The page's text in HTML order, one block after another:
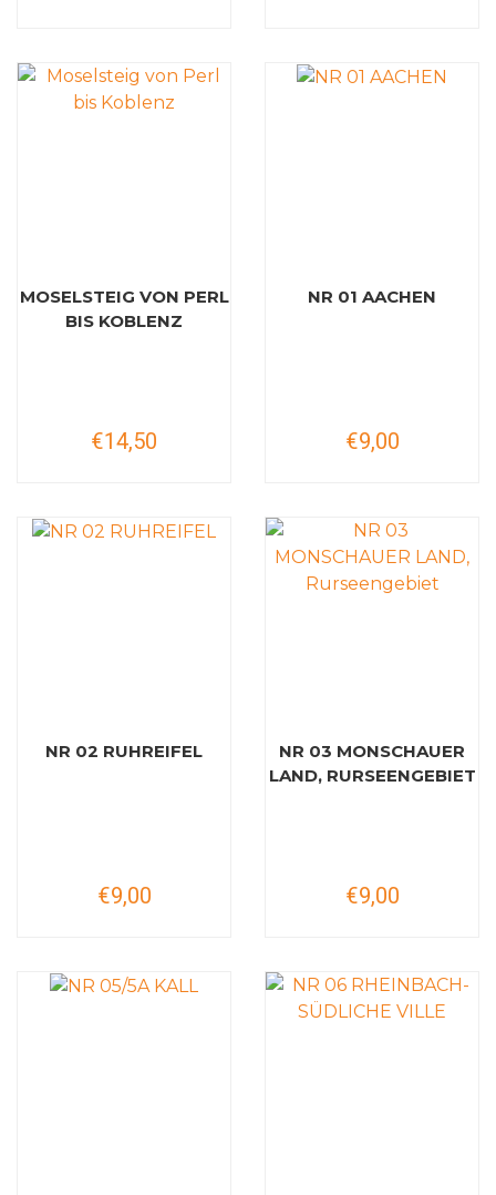
MOSELSTEIG VON PERL
BIS KOBLENZ
€14,50
NR 01 AACHEN
€9,00
NR 02 RUHREIFEL
€9,00
NR 03 MONSCHAUER
LAND, RURSEENGEBIET
€9,00